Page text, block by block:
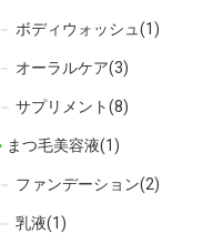
ボディウォッシュ(1)
オーラルケア(3)
サプリメント(8)
まつ毛美容液(1)
ファンデーション(2)
乳液(1)